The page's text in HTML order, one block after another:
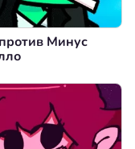
Минус